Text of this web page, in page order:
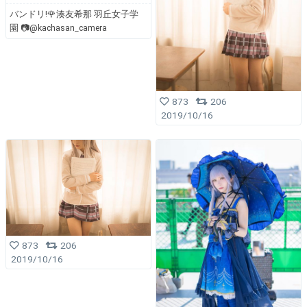
バンドリ!🌹湊友希那 羽丘女子学
園 📷@kachasan_camera
873
206
2019/10/16
873
206
2019/10/16